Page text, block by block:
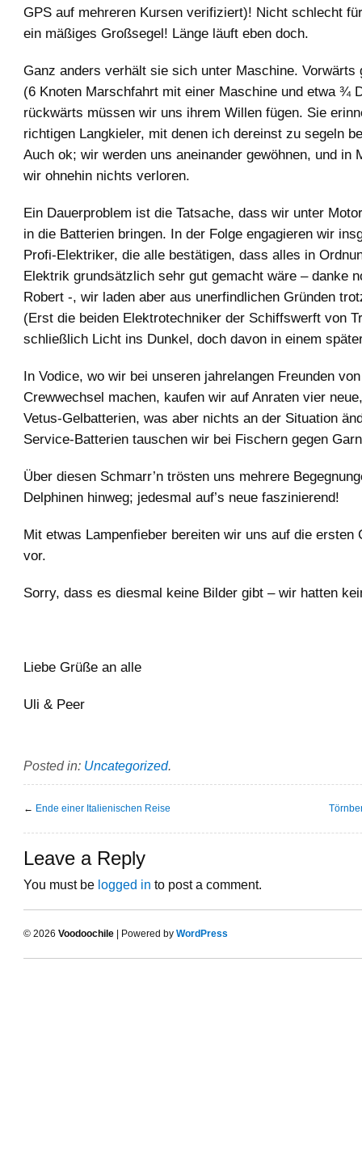
GPS auf mehreren Kursen verifiziert)! Nicht schlecht
ein mäßiges Großsegel! Länge läuft eben doch.
Ganz anders verhält sie sich unter Maschine. Vorwärts
(6 Knoten Marschfahrt mit einer Maschine und etwa ¾
rückwärts müssen wir uns ihrem Willen fügen. Sie
richtigen Langkieler, mit denen ich dereinst zu segeln
Auch ok; wir werden uns aneinander gewöhnen, und in
wir ohnehin nichts verloren.
Ein Dauerproblem ist die Tatsache, dass wir unter
in die Batterien bringen. In der Folge engagieren wir
Profi-Elektriker, die alle bestätigen, dass alles in
Elektrik grundsätzlich sehr gut gemacht wäre – danke
Robert -, wir laden aber aus unerfindlichen Gründen
(Erst die beiden Elektrotechniker der Schiffswerft von
schließlich Licht ins Dunkel, doch davon in einem
In Vodice, wo wir bei unseren jahrelangen Freunden
Crewwechsel machen, kaufen wir auf Anraten vier
Vetus-Gelbatterien, was aber nichts an der Situation
Service-Batterien tauschen wir bei Fischern gegen
Über diesen Schmarr’n trösten uns mehrere
Delphinen hinweg; jedesmal auf’s neue faszinierend!
Mit etwas Lampenfieber bereiten wir uns auf die ersten
vor.
Sorry, dass es diesmal keine Bilder gibt – wir hatten
Liebe Grüße an alle
Uli & Peer
Posted in: Uncategorized.
← Ende einer Italienischen Reise
Leave a Reply
You must be logged in to post a comment.
© 2026 Voodoochile | Powered by WordPress